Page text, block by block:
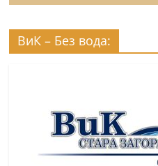
ВиК – Без вода: